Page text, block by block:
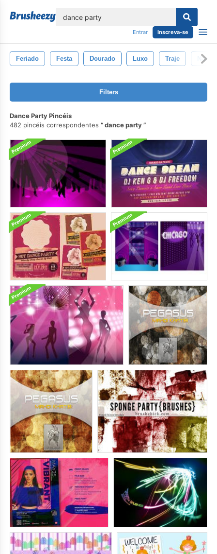
Entrar Inscreva-se
Feriado Festa Dourado Luxo Traje Natal
Filters
Dance Party Pincéis
482 pincéis correspondentes
dance party